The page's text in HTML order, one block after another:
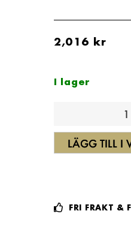
2,016 kr
I lager
LÄGG TILL I
FRI FRAKT &